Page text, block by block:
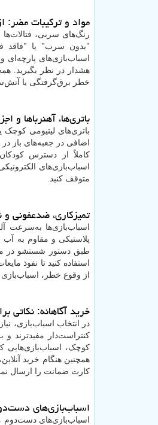
مواد و ترکیبات مضر:
رنگ‌های سربی،
"بدون سرب" یا "فاقد
اسباب‌بازی‌های پارچه‌ای
هشدار در نظر بگیرید.
خطر برق‌گرفتگی یا
باتری‌ها، آهنرباها و
باتری‌های لیتیومی کوچک
اضافی در جعبه‌های باز
کاملاً از دسترس
اسباب‌بازی‌های
متوقف کنید.
تمیزکاری، ضدعفونی
اسباب‌بازی‌ها به‌سرعت
پلاستیکی و مقاوم به
طبق دستور شستشو در
استفاده کنید تا نفوذ
از وقوع خطر،
خرید آگاهانه: نکاتی
در انتخاب اسباب‌بازی،
کنتراست‌دار مفیدترند
کوچک، اسباب‌بازی‌هایی
همچنین هنگام خرید
کارت ضمانت را ارسال
اسباب‌بازی‌های
اسباب‌بازی‌های دست‌دوم